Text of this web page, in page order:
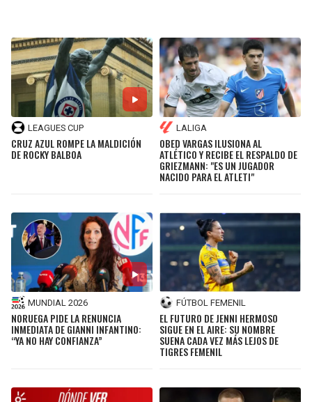
LEAGUES CUP
CRUZ AZUL ROMPE LA MALDICIÓN
DE ROCKY BALBOA
LALIGA
OBED VARGAS ILUSIONA AL
ATLÉTICO Y RECIBE EL RESPALDO DE
GRIEZMANN: "ES UN JUGADOR
NACIDO PARA EL ATLETI"
MUNDIAL 2026
NORUEGA PIDE LA RENUNCIA
INMEDIATA DE GIANNI INFANTINO:
“YA NO HAY CONFIANZA”
FÚTBOL FEMENIL
EL FUTURO DE JENNI HERMOSO
SIGUE EN EL AIRE: SU NOMBRE
SUENA CADA VEZ MÁS LEJOS DE
TIGRES FEMENIL